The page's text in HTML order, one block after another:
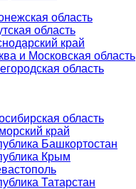
область
область
край
и Московская область
область
область
край
Башкортостан
Крым
Татарстан